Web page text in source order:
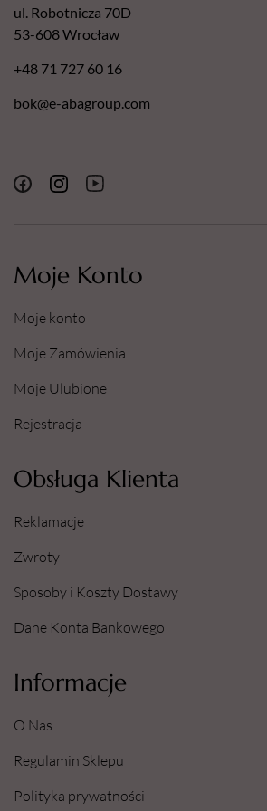
Moje Konto
Moje konto
Moje Zamówienia
Moje Ulubione
Rejestracja
Obsługa Klienta
Reklamacje
Zwroty
Sposoby i Koszty Dostawy
Dane Konta Bankowego
Informacje
O Nas
Regulamin Sklepu
Polityka prywatności
ul. Robotnicza 70D
53-608 Wrocław
+48 71 727 60 16
bok@e-abagroup.com